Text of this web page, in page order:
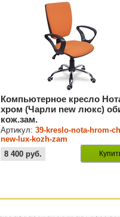
Компьютерное кресло
хром (Чарли new люкс)
кож.зам.
Артикул:39-kreslo-nota-hrom-
new-lux-kozh-zam
8 400 руб.